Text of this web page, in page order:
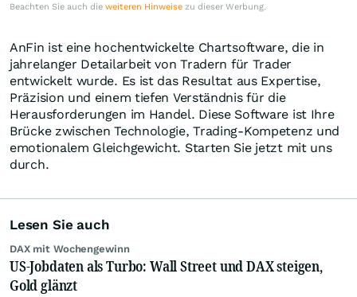
Beachten Sie auch die weiteren Hinweise zu dieser Werbung.
AnFin ist eine hochentwickelte Chartsoftware, die in
jahrelanger Detailarbeit von Tradern für Trader
entwickelt wurde. Es ist das Resultat aus Expertise,
Präzision und einem tiefen Verständnis für die
Herausforderungen im Handel. Diese Software ist Ihre
Brücke zwischen Technologie, Trading-Kompetenz und
emotionalem Gleichgewicht. Starten Sie jetzt mit uns
durch.
Lesen Sie auch
DAX mit Wochengewinn
US-Jobdaten als Turbo: Wall Street und DAX steigen,
Gold glänzt